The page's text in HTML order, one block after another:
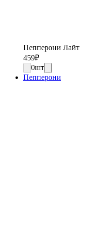
Пепперони Лайт
459₽
0шт
Пепперони